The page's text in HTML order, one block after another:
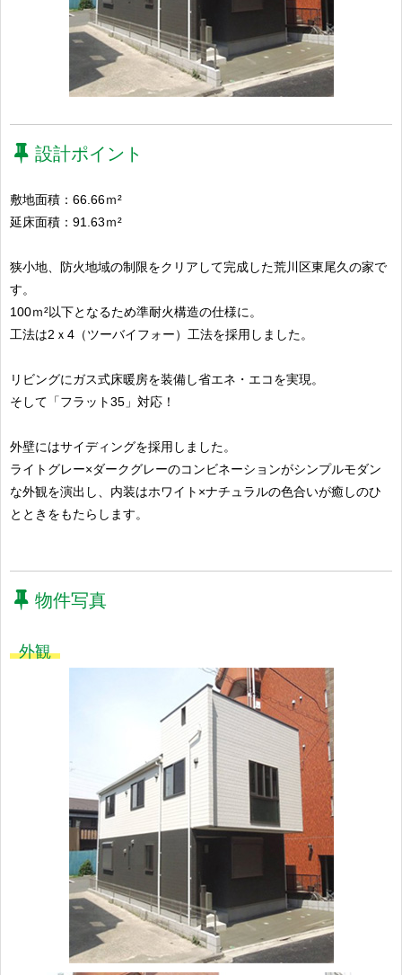
設計ポイント
敷地面積：66.66ｍ²
延床面積：91.63ｍ²
狭小地、防火地域の制限をクリアして完成した荒川区東尾久の家で
す。
100ｍ²以下となるため準耐火構造の仕様に。
工法は2ｘ4（ツーバイフォー）工法を採用しました。
リビングにガス式床暖房を装備し省エネ・エコを実現。
そして「フラット35」対応！
外壁にはサイディングを採用しました。
ライトグレー×ダークグレーのコンビネーションがシンプルモダン
な外観を演出し、内装はホワイト×ナチュラルの色合いが癒しのひ
とときをもたらします。
物件写真
外観